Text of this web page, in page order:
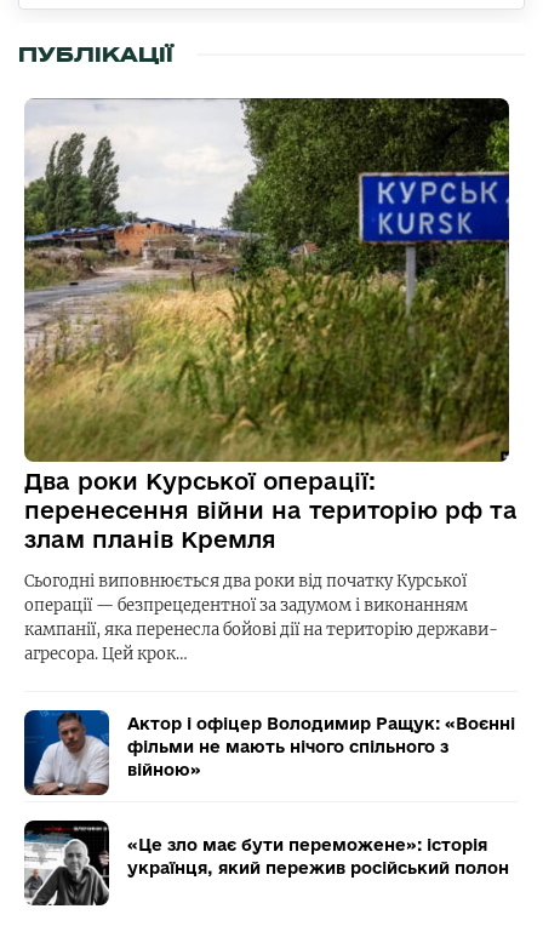
ПУБЛІКАЦІЇ
Два роки Курської операції:
перенесення війни на територію рф та
злам планів Кремля
Сьогодні виповнюється два роки від початку Курської
операції — безпрецедентної за задумом і виконанням
кампанії, яка перенесла бойові дії на територію держави-
агресора. Цей крок…
Актор і офіцер Володимир Ращук: «Воєнні
фільми не мають нічого спільного з
війною»
«Це зло має бути переможене»: історія
українця, який пережив російський полон